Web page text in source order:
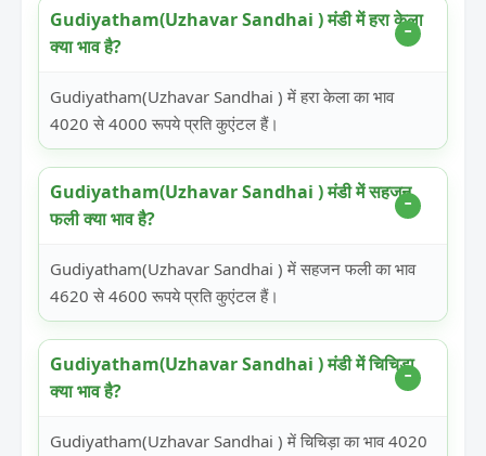
Gudiyatham(Uzhavar Sandhai ) मंडी में हरा केला
क्या भाव है?
Gudiyatham(Uzhavar Sandhai ) में हरा केला का भाव
4020 से 4000 रूपये प्रति कुएंटल हैं।
Gudiyatham(Uzhavar Sandhai ) मंडी में सहजन
फली क्या भाव है?
Gudiyatham(Uzhavar Sandhai ) में सहजन फली का भाव
4620 से 4600 रूपये प्रति कुएंटल हैं।
Gudiyatham(Uzhavar Sandhai ) मंडी में चिचिड़ा
क्या भाव है?
Gudiyatham(Uzhavar Sandhai ) में चिचिड़ा का भाव 4020